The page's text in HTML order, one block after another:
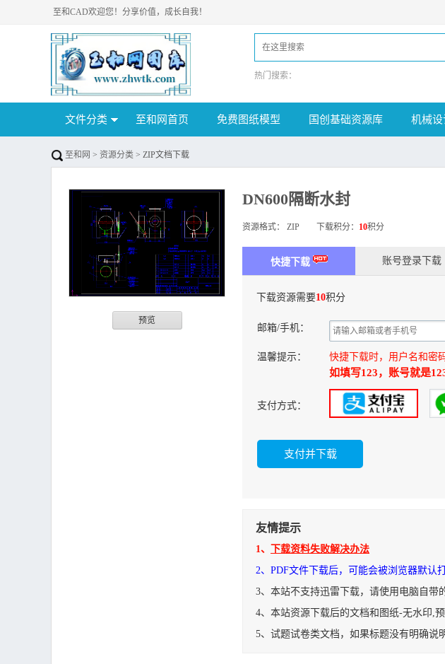
至和CAD欢迎您！分享价值，成长自我！
热门搜索：
文件分类 至和网首页 免费图纸模型 国创基础资源库 机械
至和网 > 资源分类 > ZIP文档下载
预览
DN600隔断水封
资源格式： ZIP 下载积分： 10积分
快捷下载 账号登录下载
下载资源需要10积分
邮箱/手机：
温馨提示： 快捷下载时，用户名和密
如填写123，账号就是
支付方式：
友情提示
1、
下载资料失败解决办法
2、PDF文件下载后，可能会被浏览器默认
3、本站不支持迅雷下载，请使用电脑自带
4、本站资源下载后的文档和图纸-无水印,
5、试题试卷类文档，如果标题没有明确说